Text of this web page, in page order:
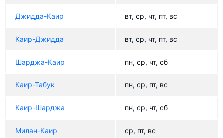
Джидда-Каир вт, ср, чт, пт, вс
Каир-Джидда вт, ср, чт, пт, вс
Шарджа-Каир пн, ср, чт, сб
Каир-Табук пн, ср, пт, вс
Каир-Шарджа пн, ср, чт, сб
Милан-Каир ср, пт, вс